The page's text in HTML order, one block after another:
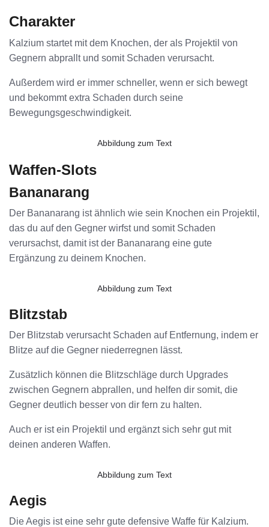
Charakter
Kalzium startet mit dem Knochen, der als Projektil von
Gegnern abprallt und somit Schaden verursacht.
Außerdem wird er immer schneller, wenn er sich bewegt
und bekommt extra Schaden durch seine
Bewegungsgeschwindigkeit.
Abbildung zum Text
Waffen-Slots
Bananarang
Der Bananarang ist ähnlich wie sein Knochen ein Projektil,
das du auf den Gegner wirfst und somit Schaden
verursachst, damit ist der Bananarang eine gute
Ergänzung zu deinem Knochen.
Abbildung zum Text
Blitzstab
Der Blitzstab verursacht Schaden auf Entfernung, indem er
Blitze auf die Gegner niederregnen lässt.
Zusätzlich können die Blitzschläge durch Upgrades
zwischen Gegnern abprallen, und helfen dir somit, die
Gegner deutlich besser von dir fern zu halten.
Auch er ist ein Projektil und ergänzt sich sehr gut mit
deinen anderen Waffen.
Abbildung zum Text
Aegis
Die Aegis ist eine sehr gute defensive Waffe für Kalzium.